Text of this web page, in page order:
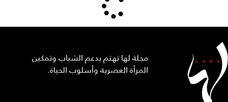
مجلة لها تهتم بدعم الشباب وتمكين
المرأة العصرية وأسلوب الحياة.